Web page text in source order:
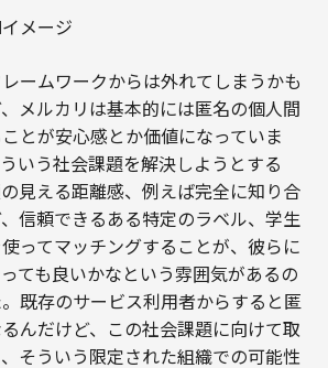
メージ
レームワークからは外れてしまうかも
メルカリは基本的には匿名の個人間
とが安心感とか価値になっていま
いう社会課題を解決しようとする
見える距離感、例えば完全に知り合
信頼できるある特定のラベル、学生
ってマッチングすることが、彼らに
ても良いかなという雰囲気があるの
既存のサービス利用者からすると匿
んだけど、この社会課題に向けて取
そういう限定された組織での可能性